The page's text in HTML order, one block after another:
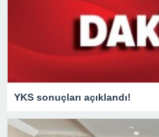
YKS sonuçları açıklandı!